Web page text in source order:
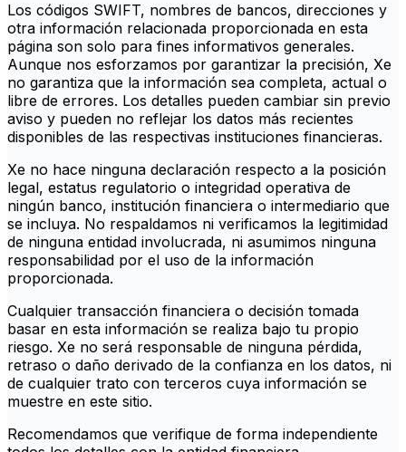
Los códigos SWIFT, nombres de bancos, direcciones y
otra información relacionada proporcionada en esta
página son solo para fines informativos generales.
Aunque nos esforzamos por garantizar la precisión, Xe
no garantiza que la información sea completa, actual o
libre de errores. Los detalles pueden cambiar sin previo
aviso y pueden no reflejar los datos más recientes
disponibles de las respectivas instituciones financieras.
Xe no hace ninguna declaración respecto a la posición
legal, estatus regulatorio o integridad operativa de
ningún banco, institución financiera o intermediario que
se incluya. No respaldamos ni verificamos la legitimidad
de ninguna entidad involucrada, ni asumimos ninguna
responsabilidad por el uso de la información
proporcionada.
Cualquier transacción financiera o decisión tomada
basar en esta información se realiza bajo tu propio
riesgo. Xe no será responsable de ninguna pérdida,
retraso o daño derivado de la confianza en los datos, ni
de cualquier trato con terceros cuya información se
muestre en este sitio.
Recomendamos que verifique de forma independiente